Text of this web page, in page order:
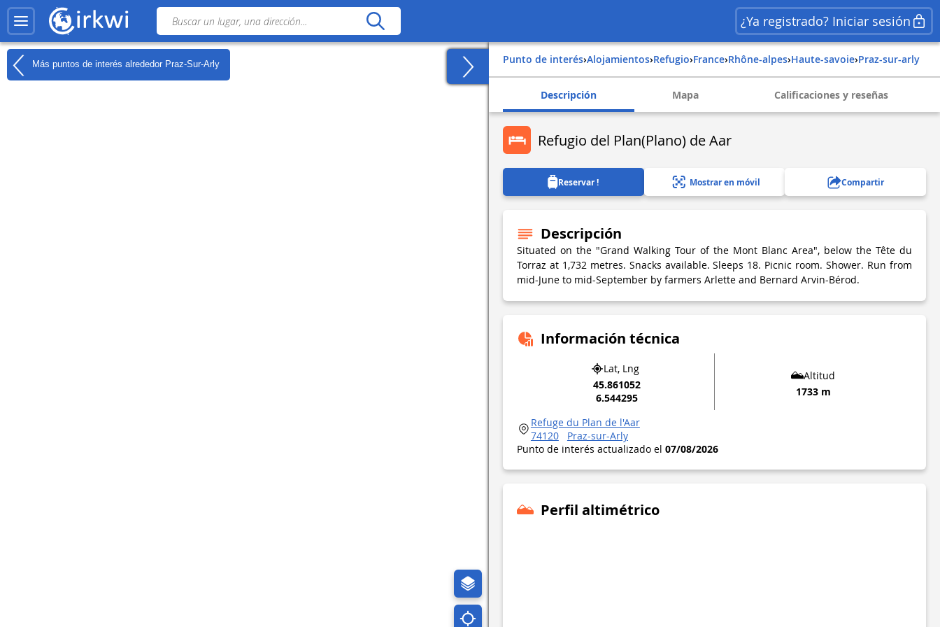
¿Ya registrado? Iniciar sesión
Más puntos de interés alrededor Praz-Sur-Arly Punto de interés› Alojamientos› Refugio› france› rhône-alpes› haute-savoie› praz-sur-arly
Descripción Mapa Calificaciones y reseñas
Refugio del Plan(Plano) de Aar
Reservar ! Mostrar en móvil Compartir
Descripción
Situated on the "Grand Walking Tour of the Mont Blanc Area", below the Tête du
Torraz at 1,732 metres. Snacks available. Sleeps 18. Picnic room. Shower. Run from
mid-June to mid-September by farmers Arlette and Bernard Arvin-Bérod.
Información técnica
Lat, Lng
45.861052
6.544295
Altitud
1733 m
Refuge du Plan de l'Aar
74120
Praz-sur-Arly
Punto de interés actualizado el 07/08/2026
Perfil altimétrico